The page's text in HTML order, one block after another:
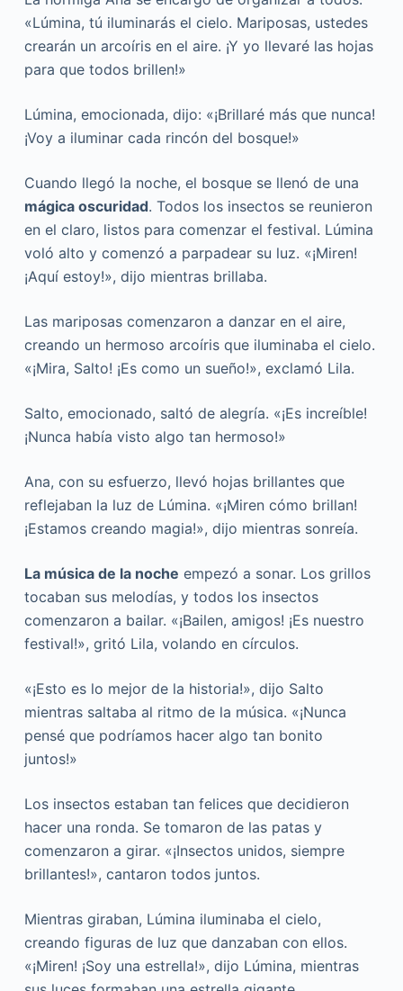
«Lúmina, tú iluminarás el cielo. Mariposas, ustedes
crearán un arcoíris en el aire. ¡Y yo llevaré las hojas
para que todos brillen!»
Lúmina, emocionada, dijo: «¡Brillaré más que nunca!
¡Voy a iluminar cada rincón del bosque!»
Cuando llegó la noche, el bosque se llenó de una
mágica oscuridad. Todos los insectos se reunieron
en el claro, listos para comenzar el festival. Lúmina
voló alto y comenzó a parpadear su luz. «¡Miren!
¡Aquí estoy!», dijo mientras brillaba.
Las mariposas comenzaron a danzar en el aire,
creando un hermoso arcoíris que iluminaba el cielo.
«¡Mira, Salto! ¡Es como un sueño!», exclamó Lila.
Salto, emocionado, saltó de alegría. «¡Es increíble!
¡Nunca había visto algo tan hermoso!»
Ana, con su esfuerzo, llevó hojas brillantes que
reflejaban la luz de Lúmina. «¡Miren cómo brillan!
¡Estamos creando magia!», dijo mientras sonreía.
La música de la noche empezó a sonar. Los grillos
tocaban sus melodías, y todos los insectos
comenzaron a bailar. «¡Bailen, amigos! ¡Es nuestro
festival!», gritó Lila, volando en círculos.
«¡Esto es lo mejor de la historia!», dijo Salto
mientras saltaba al ritmo de la música. «¡Nunca
pensé que podríamos hacer algo tan bonito
juntos!»
Los insectos estaban tan felices que decidieron
hacer una ronda. Se tomaron de las patas y
comenzaron a girar. «¡Insectos unidos, siempre
brillantes!», cantaron todos juntos.
Mientras giraban, Lúmina iluminaba el cielo,
creando figuras de luz que danzaban con ellos.
«¡Miren! ¡Soy una estrella!», dijo Lúmina, mientras